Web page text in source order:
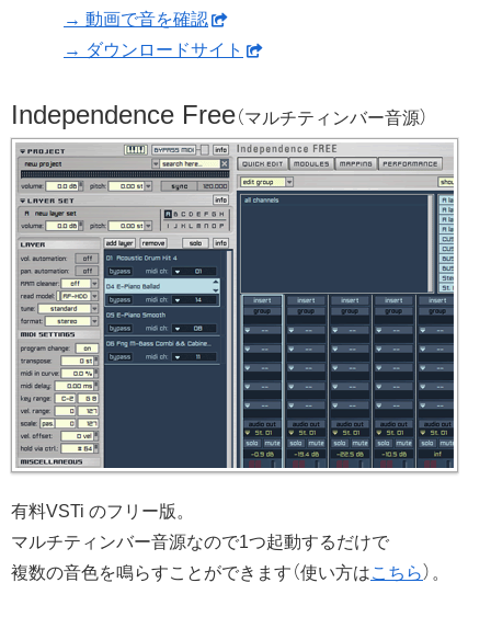
→ 動画で音を確認
→ ダウンロードサイト
Independence Free（マルチティンバー音源）
有料VSTi のフリー版。
マルチティンバー音源なので1つ起動するだけで
複数の音色を鳴らすことができます（使い方はこちら ）。